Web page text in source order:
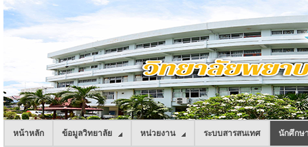
หน้าหลัก ข้อมูลวิทยาลัย หน่วยงาน ระบบสารสนเทศ นักศึกษ